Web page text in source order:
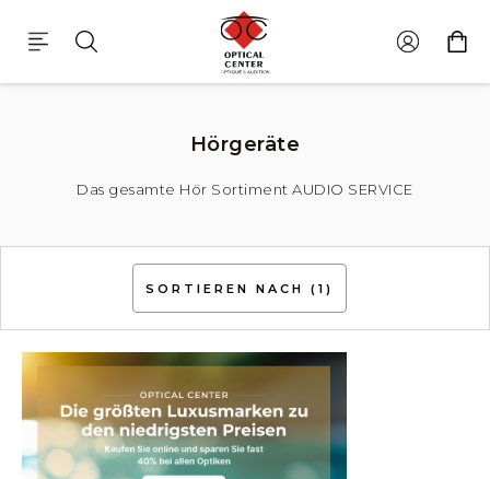
Hörgeräte
Das gesamte Hör Sortiment AUDIO SERVICE
SORTIEREN NACH (1)